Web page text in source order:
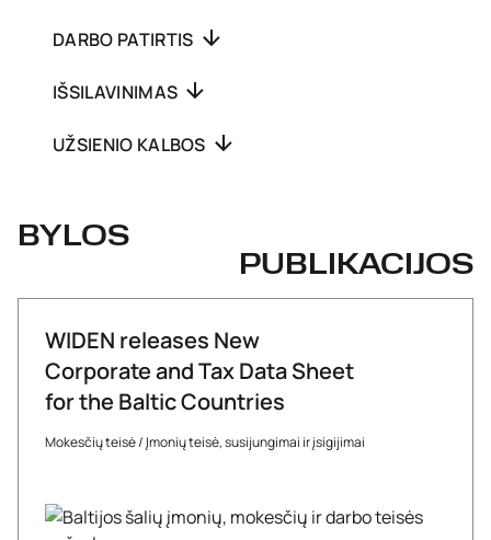
DARBO PATIRTIS
IŠSILAVINIMAS
UŽSIENIO KALBOS
BYLOS
PUBLIKACIJOS
WIDEN releases New
Corporate and Tax Data Sheet
for the Baltic Countries
Mokesčių teisė/ Įmonių teisė, susijungimai ir įsigijimai